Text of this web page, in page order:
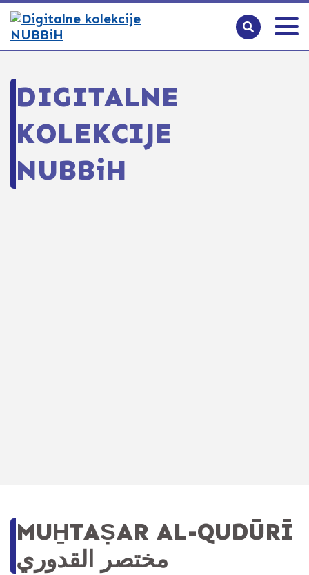
DIGITALNE
KOLEKCIJE
NUBBiH
MUH̱TAṢAR AL-QUDŪRĪ
مختصر القدوري